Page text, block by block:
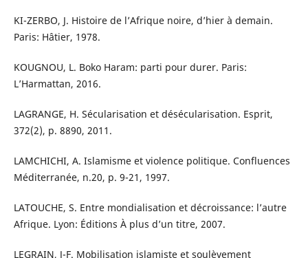
KI-ZERBO, J. Histoire de l’Afrique noire, d’hier à demain.
Paris: Hâtier, 1978.
KOUGNOU, L. Boko Haram: parti pour durer. Paris:
L’Harmattan, 2016.
LAGRANGE, H. Sécularisation et désécularisation. Esprit,
372(2), p. 88­90, 2011.
LAMCHICHI, A. Islamisme et violence politique. Confluences
Méditerranée, n.20, p. 9-21, 1997.
LATOUCHE, S. Entre mondialisation et décroissance: l’autre
Afrique. Lyon: Éditions À plus d’un titre, 2007.
LEGRAIN, J-F. Mobilisation islamiste et soulèvement